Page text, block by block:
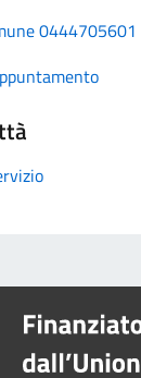
0444705601